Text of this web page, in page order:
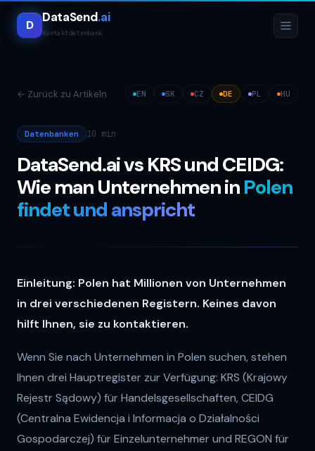
D
DataSend.ai
Kontaktdatenbank
← Zurück zu Artikeln EN SK CZ DE PL HU
Datenbanken 10 min
DataSend.ai vs KRS und CEIDG:
Wie man Unternehmen inPolen
findet und anspricht
Einleitung: Polen hat Millionen von Unternehmen
in drei verschiedenen Registern. Keines davon
hilft Ihnen, sie zu kontaktieren.
Wenn Sie nach Unternehmen in Polen suchen, stehen
Ihnen drei Hauptregister zur Verfügung: KRS (Krajowy
Rejestr Sądowy) für Handelsgesellschaften, CEIDG
(Centralna Ewidencja i Informacja o Działalności
Gospodarczej) für Einzelunternehmer und REGON für